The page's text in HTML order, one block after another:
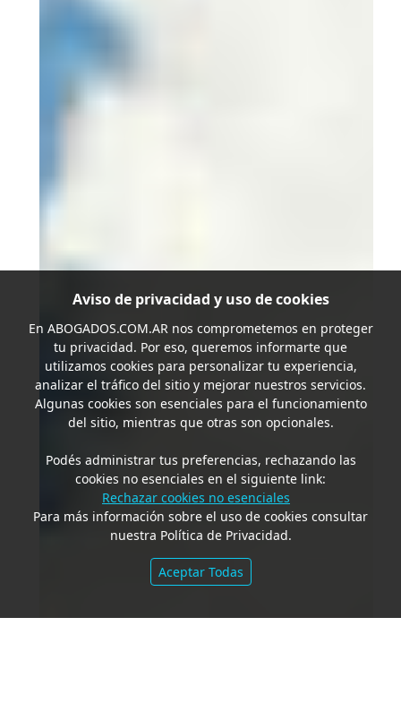
Aviso de privacidad y uso de cookies
En ABOGADOS.COM.ARnos comprometemos en proteger
tu privacidad. Por eso, queremos informarte que
utilizamos cookies para personalizar tu experiencia,
analizar el tráfico del sitio y mejorar nuestros servicios.
Algunas cookies son esenciales para el funcionamiento
del sitio, mientras que otras son opcionales.
Podés administrar tus preferencias, rechazando las
cookies no esenciales en el siguiente link:
Rechazar cookies no esenciales
Para más información sobre el uso de cookies consultar
nuestra Política de Privacidad.
Aceptar Todas